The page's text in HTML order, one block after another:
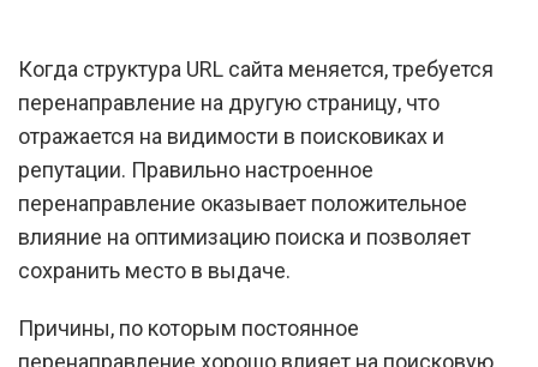
Когда структура URL сайта меняется, требуется
перенаправление на другую страницу, что
отражается на видимости в поисковиках и
репутации. Правильно настроенное
перенаправление оказывает положительное
влияние на оптимизацию поиска и позволяет
сохранить место в выдаче.
Причины, по которым постоянное
перенаправление хорошо влияет на поисковую